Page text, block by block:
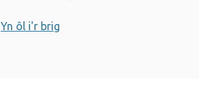
Yn ôl i'r brig